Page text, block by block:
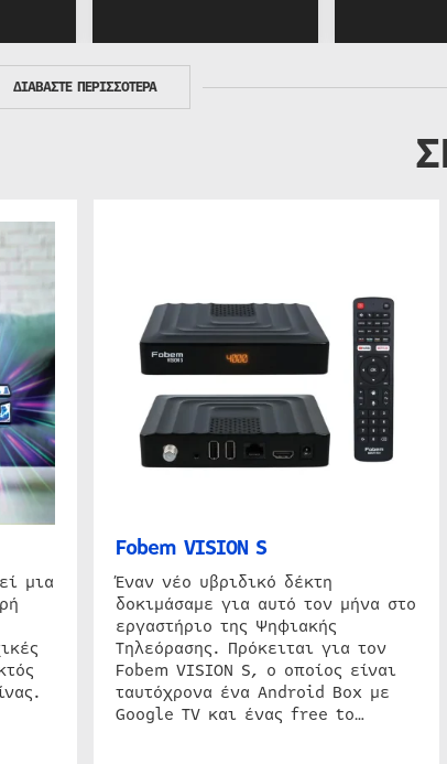
ΔΙΑΒΑΣΤΕ ΠΕΡΙΣΣΟΤΕΡΑ
μια
Fobem VISION S
Έναν νέο υβριδικό δέκτη
δοκιμάσαμε για αυτό τον μήνα στο
εργαστήριο της Ψηφιακής
Τηλεόρασης. Πρόκειται για τον
Fobem VISION S, ο οποίος είναι
ταυτόχρονα ένα Android Box με
Google TV και ένας free to…